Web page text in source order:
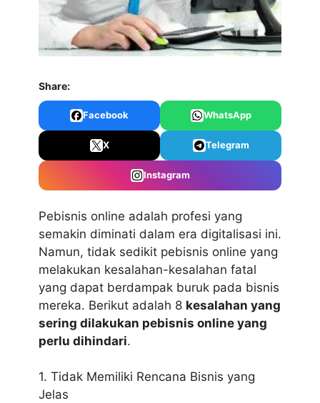
Share:
Facebook WhatsApp
X Telegram
Instagram
Pebisnis online adalah profesi yang
semakin diminati dalam era digitalisasi ini.
Namun, tidak sedikit pebisnis online yang
melakukan kesalahan-kesalahan fatal
yang dapat berdampak buruk pada bisnis
mereka. Berikut adalah 8 kesalahan yang
sering dilakukan pebisnis online yang
perlu dihindari.
1. Tidak Memiliki Rencana Bisnis yang
Jelas